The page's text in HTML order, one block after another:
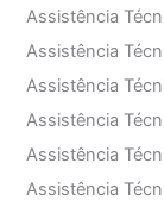
Assistência
Assistência
Assistência
Assistência
Assistência
Assistência